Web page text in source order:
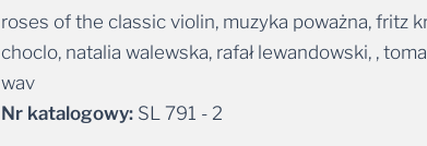
Alternative:
roses of the classic violin, muzyka poważna, fritz
choclo, natalia walewska, rafał lewandowski, ,
wav
Nr katalogowy:SL 791 - 2